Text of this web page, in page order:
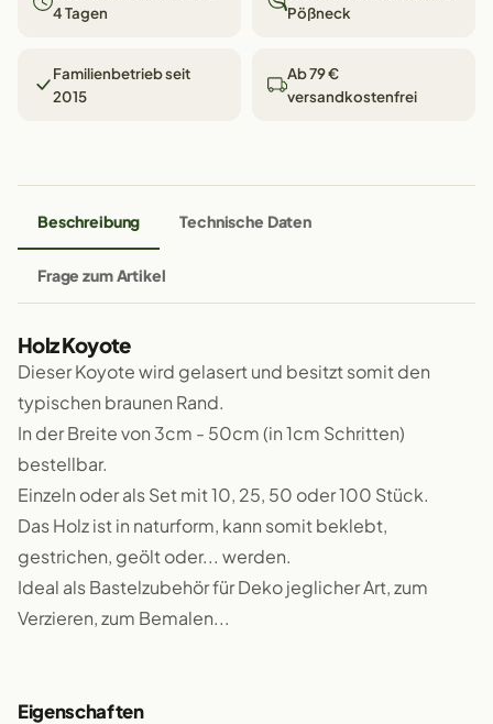
4 Tagen
Pößneck
Familienbetrieb seit
2015
Ab 79 €
versandkostenfrei
Beschreibung Technische Daten
Frage zum Artikel
Holz Koyote
Dieser Koyote wird gelasert und besitzt somit den
typischen braunen Rand.
In der Breite von 3cm - 50cm (in 1cm Schritten)
bestellbar.
Einzeln oder als Set mit 10, 25, 50 oder 100 Stück.
Das Holz ist in naturform, kann somit beklebt,
gestrichen, geölt oder... werden.
Ideal als Bastelzubehör für Deko jeglicher Art, zum
Verzieren, zum Bemalen...
Eigenschaften